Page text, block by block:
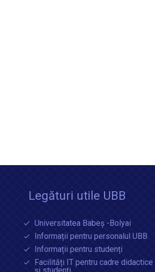
Legături utile UBB
Universitatea Babeș -Bolyai
Informații pentru personalul UBB
Informații pentru studenți
Facilități IT pentru cadre didactice